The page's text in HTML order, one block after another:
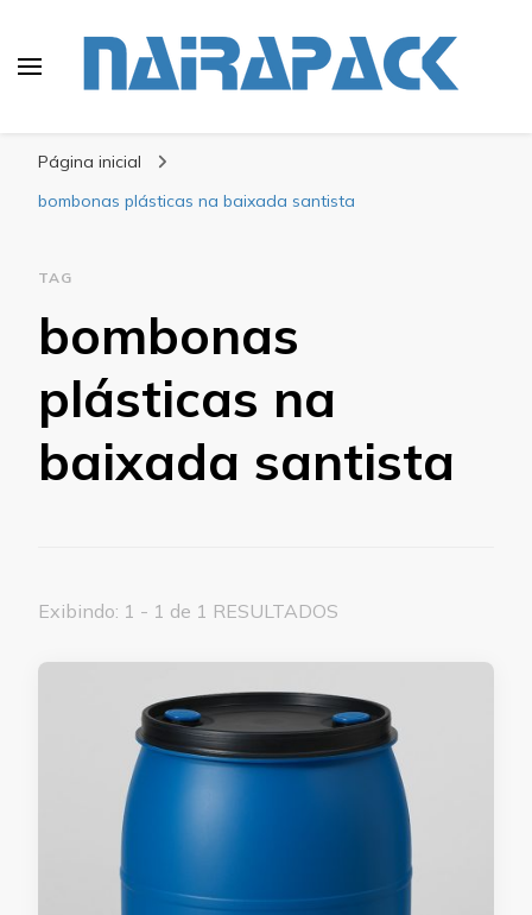
Página inicial
bombonas plásticas na baixada santista
TAG
bombonas
plásticas na
baixada santista
Exibindo: 1 - 1 de 1 RESULTADOS